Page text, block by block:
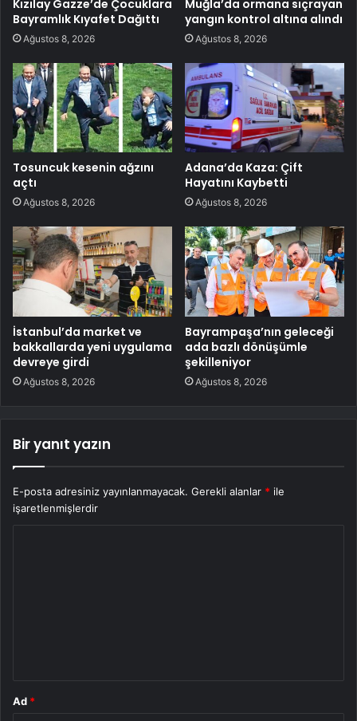
Kızılay Gazze’de Çocuklara
Bayramlık Kıyafet Dağıttı
Ağustos 8, 2026
Muğla’da ormana sıçrayan
yangın kontrol altına alındı
Ağustos 8, 2026
Tosuncuk kesenin ağzını
açtı
Ağustos 8, 2026
Adana’da Kaza: Çift
Hayatını Kaybetti
Ağustos 8, 2026
İstanbul’da market ve
bakkallarda yeni uygulama
devreye girdi
Ağustos 8, 2026
Bayrampaşa’nın geleceği
ada bazlı dönüşümle
şekilleniyor
Ağustos 8, 2026
Bir yanıt yazın
E-posta adresiniz yayınlanmayacak. Gerekli alanlar * ile
işaretlenmişlerdir
Ad *